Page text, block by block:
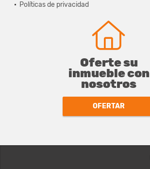
Políticas de privacidad
Oferte su
inmueble con
nosotros
OFERTAR